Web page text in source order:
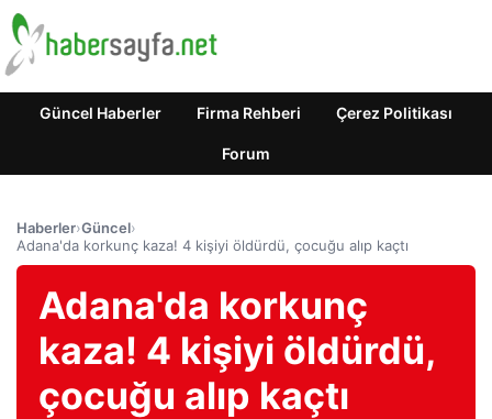
Güncel Haberler Firma Rehberi Çerez Politikası
Forum
Haberler›Güncel›
Adana'da korkunç kaza! 4 kişiyi öldürdü, çocuğu alıp kaçtı
Adana'da korkunç
kaza! 4 kişiyi öldürdü,
çocuğu alıp kaçtı